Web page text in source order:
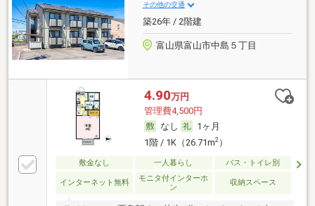
その他の交通
築26年 / 2階建
富山県富山市中島５丁目
4.90万円
管理費4,500円
なし
1ヶ月
1階 / 1K（26.71m2）
敷金なし 一人暮らし バス・トイレ別
インターネット無料
モニタ付インターホ
ン
収納スペース